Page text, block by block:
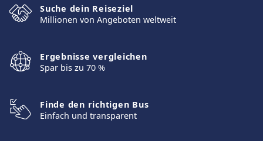
Suche dein Reiseziel
Millionen von Angeboten weltweit
Ergebnisse vergleichen
Spar bis zu 70 %
Finde den richtigen Bus
Einfach und transparent